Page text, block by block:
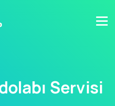
Servisi